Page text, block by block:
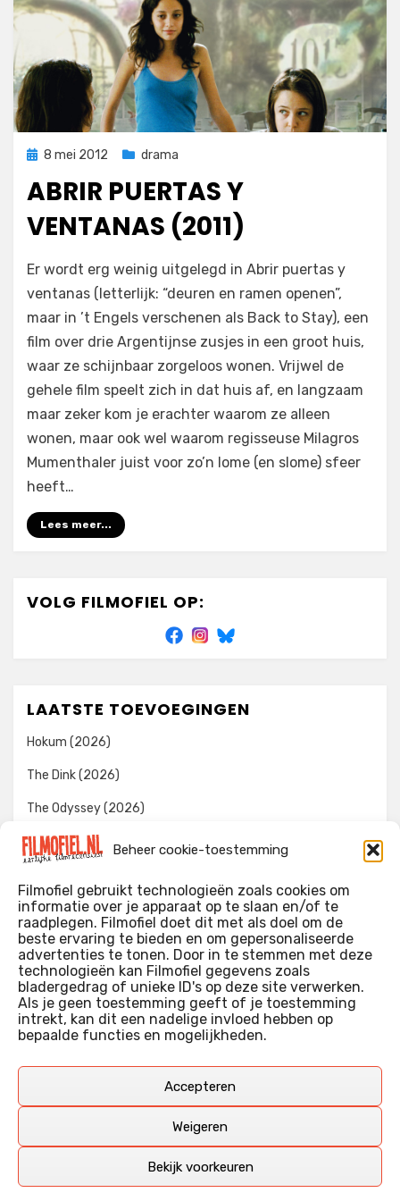
Beheer cookie-toestemming
Filmofiel gebruikt technologieën zoals cookies om
informatie over je apparaat op te slaan en/of te
raadplegen. Filmofiel doet dit met als doel om de
beste ervaring te bieden en om gepersonaliseerde
advertenties te tonen. Door in te stemmen met deze
technologieën kan Filmofiel gegevens zoals
bladergedrag of unieke ID's op deze site verwerken.
Als je geen toestemming geeft of je toestemming
intrekt, kan dit een nadelige invloed hebben op
bepaalde functies en mogelijkheden.
Accepteren
Weigeren
Bekijk voorkeuren
Geplaatst
8 mei 2012 drama
ABRIR PUERTAS Y
VENTANAS (2011)
Filmofiel.nl
Laat een reactie achter
Abrir
puertas
y
ventanas
(2011)
Er wordt erg weinig uitgelegd in Abrir puertas y
ventanas (letterlijk: “deuren en ramen openen”,
maar in ’t Engels verschenen als Back to Stay), een
film over drie Argentijnse zusjes in een groot huis,
waar ze schijnbaar zorgeloos wonen. Vrijwel de
gehele film speelt zich in dat huis af, en langzaam
maar zeker kom je erachter waarom ze alleen
wonen, maar ook wel waarom regisseuse Milagros
Mumenthaler juist voor zo’n lome (en slome) sfeer
heeft…
Lees meer...
VOLG FILMOFIEL OP:
LAATSTE TOEVOEGINGEN
Hokum (2026)
The Dink (2026)
The Odyssey (2026)
Evil Dead Burn (2026)
WIE IK BEN…?
Ik ben ooit begonnen met m’n recensies omdat ik zoveel
films keek dat ik af en toe niet meer wist welke ik nu wel of
niet gezien had. Ik ben een filmliefhebber, heb als hobby nog
erg lang in een videotheek gewerkt, en heb als coproducent
Deze recensies zijn dan ook vooral vrij pretentieloze
aangevuld met een groeiende kennis over de kunde én de
kunst van het maken van film.